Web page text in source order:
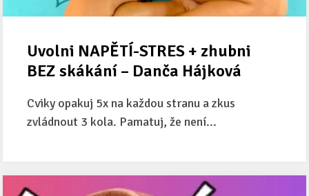
Uvolni NAPĚTÍ-STRES + zhubni
BEZ skákání – Danča Hájková
Cviky opakuj 5x na každou stranu a zkus
zvládnout 3 kola. Pamatuj, že není...